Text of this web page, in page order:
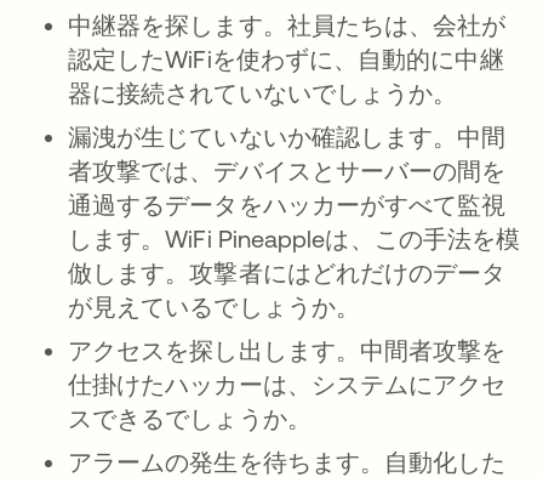
中継器を探します。 社員たちは、会社が
認定したWiFiを使わずに、自動的に中継
器に接続されていないでしょうか。
漏洩が生じていないか確認します。 中間
者攻撃では、デバイスとサーバーの間を
通過するデータをハッカーがすべて監視
します。WiFi Pineappleは、この手法を模
倣します。攻撃者にはどれだけのデータ
が見えているでしょうか。
アクセスを探し出します。 中間者攻撃を
仕掛けたハッカーは、システムにアクセ
スできるでしょうか。
アラームの発生を待ちます。 自動化した